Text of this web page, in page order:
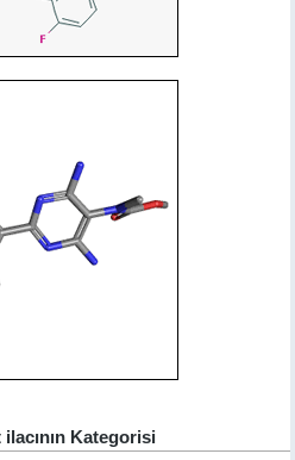
Kategorisi